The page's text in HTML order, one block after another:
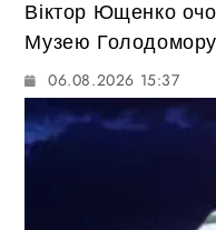
Віктор Ющенко
Музею
06.08.2026 15:37